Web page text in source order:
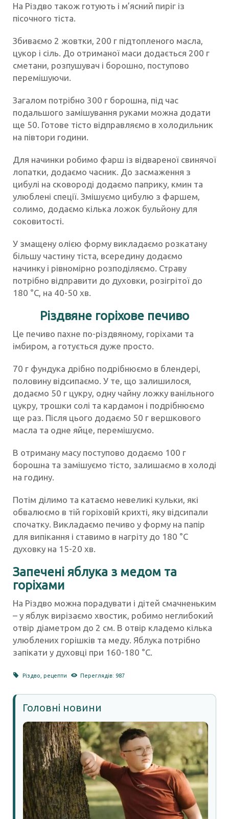
На Різдво також готують і м’ясний пиріг із
пісочного тіста.
Збиваємо 2 жовтки, 200 г підтопленого масла,
цукор і сіль. До отриманої маси додається 200 г
сметани, розпушувач і борошно, поступово
перемішуючи.
Загалом потрібно 300 г борошна, під час
подальшого замішування руками можна додати
ще 50. Готове тісто відправляємо в холодильник
на півтори години.
Для начинки робимо фарш із відвареної свинячої
лопатки, додаємо часник. До засмаження з
цибулі на сковороді додаємо паприку, кмин та
улюблені спеції. Змішуємо цибулю з фаршем,
солимо, додаємо кілька ложок бульйону для
соковитості.
У змащену олією форму викладаємо розкатану
більшу частину тіста, всередину додаємо
начинку і рівномірно розподіляємо. Страву
потрібно відправити до духовки, розігрітої до
180 °С, на 40-50 хв.
Різдвяне горіхове печиво
Це печиво пахне по-різдвяному, горіхами та
імбиром, а готується дуже просто.
70 г фундука дрібно подрібнюємо в блендері,
половину відсипаємо. У те, що залишилося,
додаємо 50 г цукру, одну чайну ложку ванільного
цукру, трошки солі та кардамон і подрібнюємо
ще раз. Після цього додаємо 50 г вершкового
масла та одне яйце, перемішуємо.
В отриману масу поступово додаємо 100 г
борошна та замішуємо тісто, залишаємо в холоді
на годину.
Потім ділимо та катаємо невеликі кульки, які
обвалюємо в тій горіховій крихті, яку відсипали
спочатку. Викладаємо печиво у форму на папір
для випікання і ставимо в нагріту до 180 °С
духовку на 15-20 хв.
Запечені яблука з медом та
горіхами
На Різдво можна порадувати і дітей смачненьким
– у яблук вирізаємо хвостик, робимо неглибокий
отвір діаметром до 2 см. В отвір кладемо кілька
улюблених горішків та меду. Яблука потрібно
запікати у духовці при 160-180 °С.
Різдво ,рецепти Переглядів: 987
Головні новини